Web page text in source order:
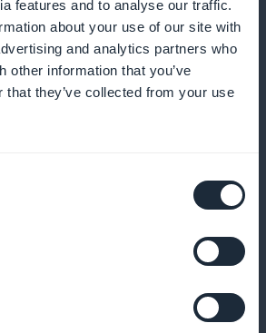
features and to analyse our traffic.
about your use of our site with
and analytics partners who
other information that you’ve
that they’ve collected from your use
ja säädä sitä